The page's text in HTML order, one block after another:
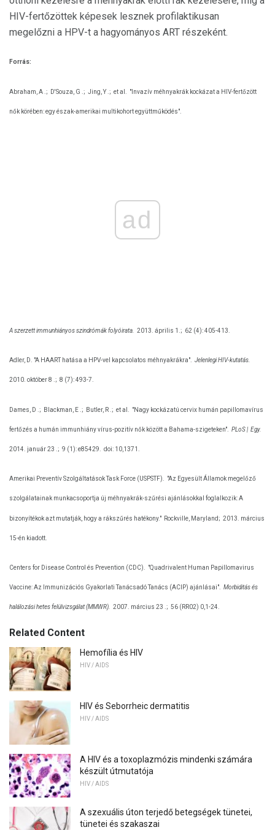
HIV-fertőzöttek képesek lesznek profilaktikusan
megelőzni a HPV-t a hagyományos ART részeként.
Forrás:
Abraham, A .; D'Souza, G .; Jing, Y .; et al. "Invazív méhnyakrák kockázat a HIV-fertőzött
nők körében: egy észak-amerikai multikohort együttműködés".
ad
A szerzett immunhiányos szindrómák folyóirata. 2013. április 1.; 62 (4): 405-413.
Adler, D. "A HAART hatása a HPV-vel kapcsolatos méhnyakrákra". Jelenlegi HIV-kutatás.
2010. október 8 .; 8 (7): 493-7.
Dames, D .; Blackman, E .; Butler, R .; et al. "Nagy kockázatú cervix humán papillomavírus
fertőzés a humán immunhiány vírus-pozitív nők között a Bahama-szigeteken". PLoS | Egy.
2014. január 23 .; 9 (1): e85429. doi: 10,1371.
Amerikai Preventív Szolgáltatások Task Force (USPSTF). "Az Egyesült Államok megelőző
szolgálatainak munkacsoportja új méhnyakrák-szűrési ajánlásokkal foglalkozik: A
bizonyítékok azt mutatják, hogy a rákszűrés hatékony." Rockville, Maryland; 2013. március
15-én kiadott.
Centers for Disease Control és Prevention (CDC). "Quadrivalent Human Papillomavirus
Vaccine: Az Immunizációs Gyakorlati Tanácsadó Tanács (ACIP) ajánlásai". Morbiditás és
halálozási hetes felülvizsgálat (MMWR). 2007. március 23 .; 56 (RR02) 0,1-24.
Related Content
Hemofília és HIV
HIV / AIDS
HIV és Seborrheic dermatitis
HIV / AIDS
A HIV és a toxoplazmózis mindenki számára
készült útmutatója
HIV / AIDS
A szexuális úton terjedő betegségek tünetei,
tünetei és szakaszai